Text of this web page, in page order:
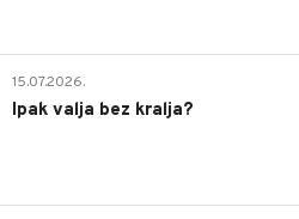
15.07.2026.
Ipak valja bez kralja?